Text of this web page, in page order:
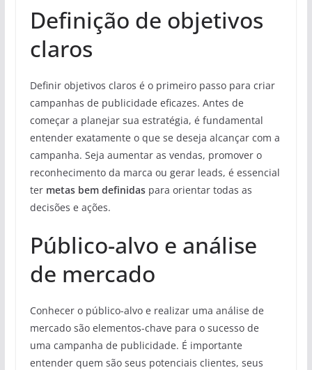
Definição de objetivos
claros
Definir objetivos claros é o primeiro passo para criar
campanhas de publicidade eficazes. Antes de
começar a planejar sua estratégia, é fundamental
entender exatamente o que se deseja alcançar com a
campanha. Seja aumentar as vendas, promover o
reconhecimento da marca ou gerar leads, é essencial
ter metas bem definidaspara orientar todas as
decisões e ações.
Público-alvo e análise
de mercado
Conhecer o público-alvo e realizar uma análise de
mercado são elementos-chave para o sucesso de
uma campanha de publicidade. É importante
entender quem são seus potenciais clientes, seus